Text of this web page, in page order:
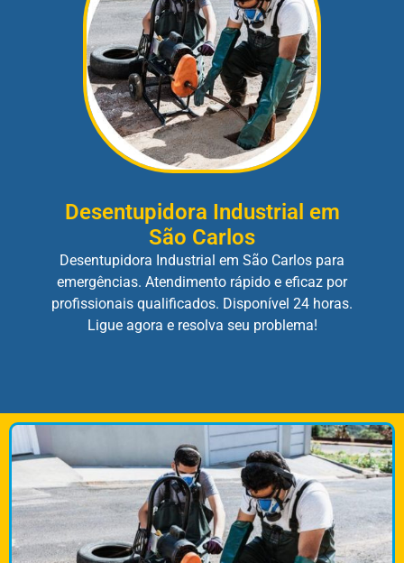
Desentupidora Industrial em
São Carlos
Desentupidora Industrial em São Carlos para
emergências. Atendimento rápido e eficaz por
profissionais qualificados. Disponível 24 horas.
Ligue agora e resolva seu problema!